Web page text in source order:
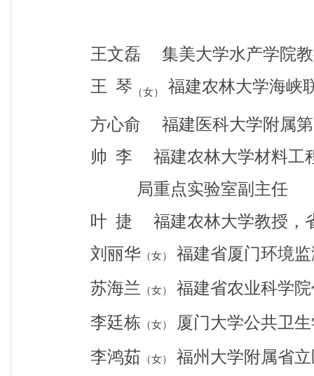
王文磊 集美大学水产学院
王 琴 （女） 福建农林大学海峡
方心俞 福建医科大学附属第
帅 李 福建农林大学材料工
局重点实验室副主任
叶捷 福建农林大学教授，
刘丽华（女）
福建省厦门环境
苏海兰 （女）
福建省农业科学
李廷栋 （女）
厦门大学公共卫
李鸿茹 （女）
福州大学附属省